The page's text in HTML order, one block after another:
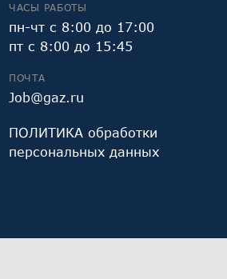
ЧАСЫ РАБОТЫ
пн-чт с 8:00 до 17:00
пт с 8:00 до 15:45
ПОЧТА
Job@gaz.ru
ПОЛИТИКА обработки
персональных данных